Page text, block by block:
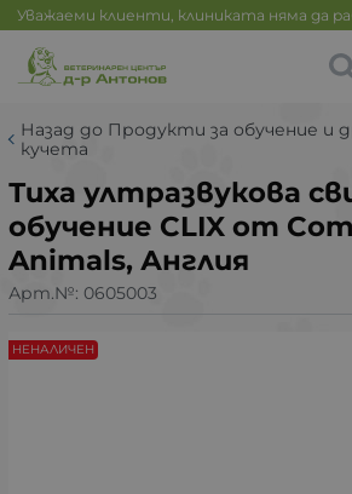
Уважаеми клиенти, клиниката няма да
Назад до Продукти за обучение и
кучета
Тиха ултразвукова
обучение CLIX от
Animals, Англия
Арт.№: 0605003
НЕНАЛИЧЕН